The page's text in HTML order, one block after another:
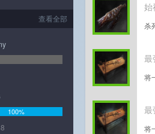
始
杀
最
将
最
将
查看全部
100%